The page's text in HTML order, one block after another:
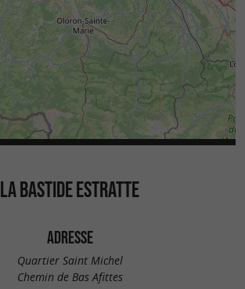
LA BASTIDE ESTRATTE
ADRESSE
Quartier Saint Michel
Chemin de Bas Afittes